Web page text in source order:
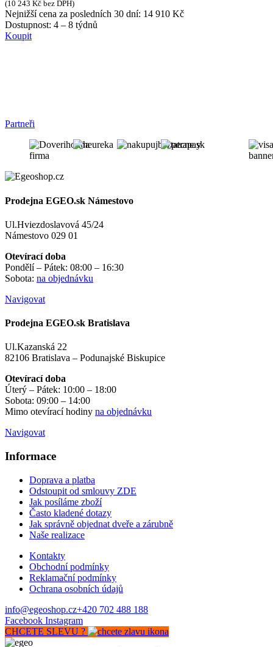
(10 243 Kč bez DPH)
Nejnižší cena za posledních 30 dní: 14 910 Kč
Dostupnost: 4 – 8 týdnů
Koupit
Partneři
Prodejna EGEO.sk Námestovo
Ul.Hviezdoslavová 45/24
Námestovo 029 01
Otevírací doba
Pondělí – Pátek: 08:00 – 16:30
Sobota: na objednávku
Navigovat
Prodejna EGEO.sk Bratislava
Ul.Kazanská 22
82106 Bratislava – Podunajské Biskupice
Otevírací doba
Úterý – Pátek: 10:00 – 18:00
Sobota: 09:00 – 14:00
Mimo otevírací hodiny na objednávku
Navigovat
Informace
Doprava a platba
Odstoupit od smlouvy ZDE
Jak posíláme zboží
Často kladené dotazy
Jak správně objednat dveře a zárubně
Naše realizace
Kontakty
Obchodní podmínky
Reklamační podmínky
Ochrana osobních údajů
info@egeoshop.cz+420 702 488 188
Facebook Instagram
CHCETE SLEVU ?